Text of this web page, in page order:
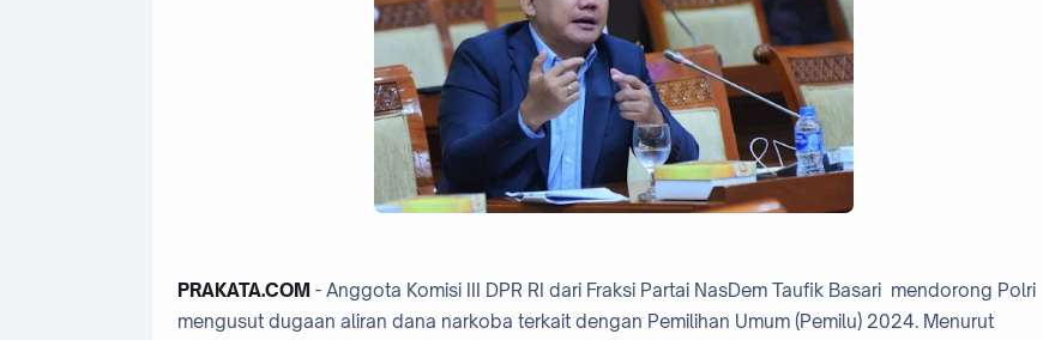
PRAKATA.COM - Anggota Komisi III DPR RI dari Fraksi Partai NasDem Taufik Basari mendorong Polri
mengusut dugaan aliran dana narkoba terkait dengan Pemilihan Umum (Pemilu) 2024. Menurut